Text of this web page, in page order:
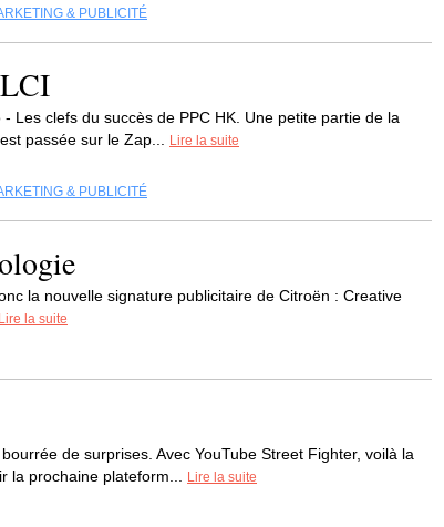
& PUBLICITÉ
Les clefs du succès de PPC HK. Une petite partie de la
passée sur le Zap...
Lire la suite
& PUBLICITÉ
la nouvelle signature publicitaire de Citroën : Creative
Lire la suite
de surprises. Avec YouTube Street Fighter, voilà la
la prochaine plateform...
Lire la suite